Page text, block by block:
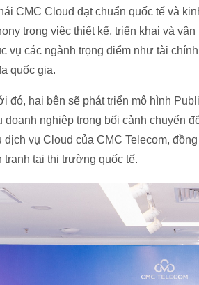
CMC Cloud đạt chuẩn quốc tế và
trong việc thiết kế, triển khai và
vụ các ngành trọng điểm như tài
quốc gia.
đó, hai bên sẽ phát triển mô hình
doanh nghiệp trong bối cảnh chuyển
dịch vụ Cloud của CMC Telecom,
tranh tại thị trường quốc tế.